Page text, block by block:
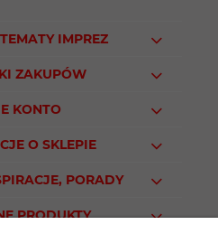
IMPREZ
ZAKUPÓW
KONTO
O SKLEPIE
PORADY
PRODUKTY